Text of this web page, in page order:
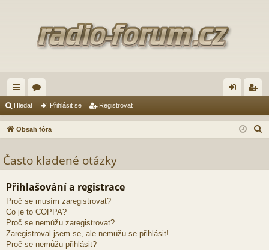
yc
hl
od
a lá ist
Hledat Přihlásit se Registrovat
Obsah fóra
Často kladené otázky
Přihlašování a registrace
Proč se musím zaregistrovat?
Co je to COPPA?
Proč se nemůžu zaregistrovat?
Zaregistroval jsem se, ale nemůžu se přihlásit!
Proč se nemůžu přihlásit?